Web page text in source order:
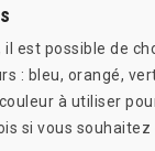
est possible de
: bleu, orangé,
à utiliser
si vous